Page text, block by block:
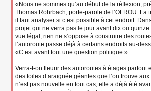
«Nous ne sommes qu’au début de la réflexion,
Thomas Rohrbach, porte-parole de l’OFROU. La
il faut analyser si c’est possible à cet endroit.
projet qui ne verra pas le jour avant dix ou quinze
vue légal, rien ne s’oppose à construire des
l’autoroute passe déjà à certains endroits au-
«C’est avant tout une question politique.»
Verra-t-on fleurir des autoroutes à étages partout
des toiles d’araignée géantes que l’on trouve aux
n’est pas nouvelle en tout cas, elle a déjà été